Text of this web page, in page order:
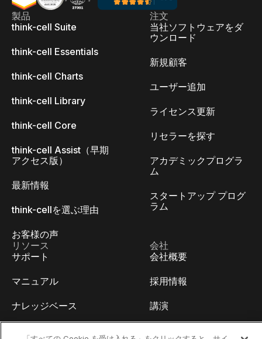
製品
think-cell Suite
think-cell Essentials
think-cell Charts
think-cell Library
think-cell Core
think-cell Assist（早期
アクセス版）
最新情報
think-cellを選ぶ理由
お客様の声
注文
当社ソフトウェアをダ
ウンロード
新規顧客
ユーザー追加
ライセンス更新
リセラーを探す
アカデミックプログラ
ム
スタートアップ プログ
ラム
リソース
サポート
マニュアル
ナレッジベース
会社
会社概要
採用情報
講演